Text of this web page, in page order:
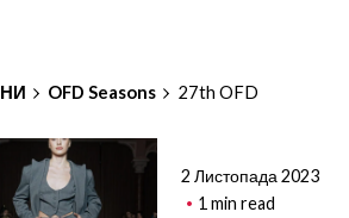
OFD Seasons 27th OFD
2 Листопада 2023
1 min read